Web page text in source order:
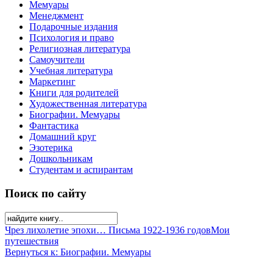
Мемуары
Менеджмент
Подарочные издания
Психология и право
Религиозная литература
Самоучители
Учебная литература
Маркетинг
Книги для родителей
Художественная литература
Биографии. Мемуары
Фантастика
Домашний круг
Эзотерика
Дошкольникам
Студентам и аспирантам
Поиск по сайту
Чрез лихолетие эпохи… Письма 1922-1936 годовМои
путешествия
Вернуться к: Биографии. Мемуары